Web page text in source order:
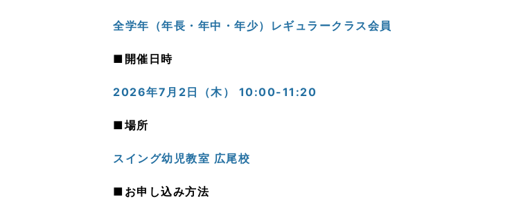
全学年（年長・年中・年少）レギュラークラス会員
■開催日時
2026年7月2日（木） 10:00-11:20
■場所
スイング幼児教室 広尾校
■お申し込み方法